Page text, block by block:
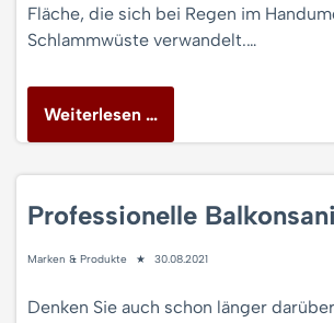
Fläche, die sich bei Regen im
Schlammwüste verwandelt.…
Weiterlesen …
Professionelle
Marken & Produkte 30.08.2021
Denken Sie auch schon länger